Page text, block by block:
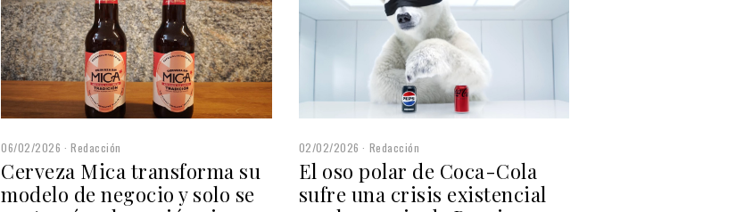
06/02/2026 Redacción
Cerveza Mica transforma su
modelo de negocio y solo se
02/02/2026 Redacción
El oso polar de Coca-Cola
sufre una crisis existencial